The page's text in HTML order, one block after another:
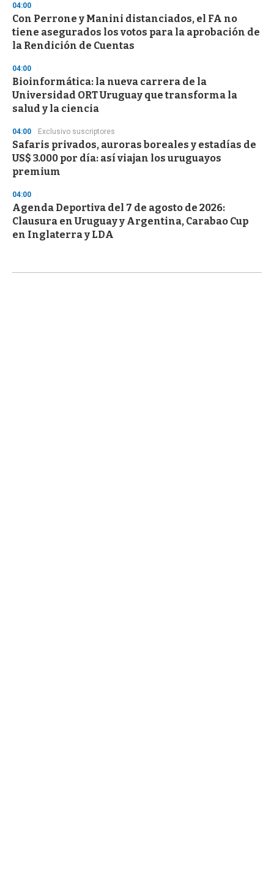
04:00
Con Perrone y Manini distanciados, el FA no
tiene asegurados los votos para la aprobación de
la Rendición de Cuentas
04:00
Bioinformática: la nueva carrera de la
Universidad ORT Uruguay que transforma la
salud y la ciencia
04:00 Exclusivo suscriptores
Safaris privados, auroras boreales y estadías de
US$ 3.000 por día: así viajan los uruguayos
premium
04:00
Agenda Deportiva del 7 de agosto de 2026:
Clausura en Uruguay y Argentina, Carabao Cup
en Inglaterra y LDA